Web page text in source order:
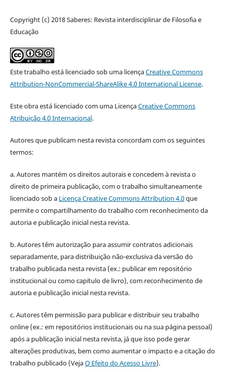
Copyright (c) 2018 Saberes: Revista interdisciplinar de Filosofia e
Educação
Este trabalho está licenciado sob uma licençaCreative Commons
Attribution-NonCommercial-ShareAlike 4.0 International License.
Este obra está licenciado com uma LicençaCreative Commons
Atribuição 4.0 Internacional.
Autores que publicam nesta revista concordam com os seguintes
termos:
a. Autores mantém os direitos autorais e concedem à revista o
direito de primeira publicação, com o trabalho simultaneamente
licenciado sob a Licença Creative Commons Attribution 4.0que
permite o compartilhamento do trabalho com reconhecimento da
autoria e publicação inicial nesta revista.
b. Autores têm autorização para assumir contratos adicionais
separadamente, para distribuição não-exclusiva da versão do
trabalho publicada nesta revista (ex.: publicar em repositório
institucional ou como capítulo de livro), com reconhecimento de
autoria e publicação inicial nesta revista.
c. Autores têm permissão para publicar e distribuir seu trabalho
online (ex.: em repositórios institucionais ou na sua página pessoal)
após a publicação inicial nesta revista, já que isso pode gerar
alterações produtivas, bem como aumentar o impacto e a citação do
trabalho publicado (VejaO Efeito do Acesso Livre).